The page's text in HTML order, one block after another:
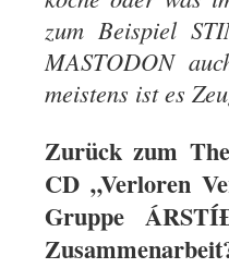
zum Beispiel
MASTODON
meistens ist es
Zurück zum
CD „Verloren
Gruppe